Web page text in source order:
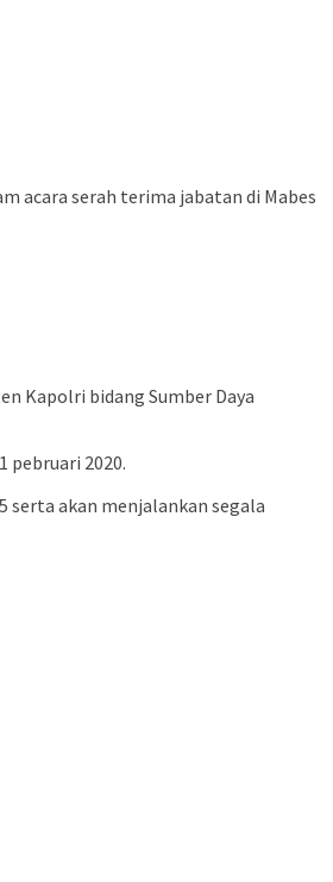
acara serah terima jabatan di Mabes
Kapolri bidang Sumber Daya
2020.
serta akan menjalankan segala